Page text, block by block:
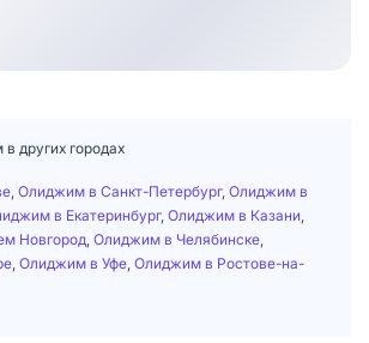
других городах
Олиджим в Санкт-Петербург, Олиджим в
в Екатеринбург, Олиджим в Казани
Новгород Олиджим в Челябинске
Олиджим в Уфе Олиджим в Ростове-на-